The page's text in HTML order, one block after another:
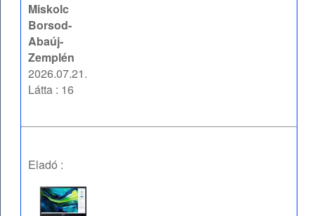
Miskolc
Borsod-
Abaúj-
Zemplén
2026.07.21.
Látta : 16
Eladó :